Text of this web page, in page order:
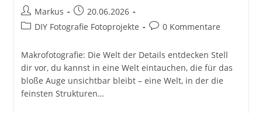
Beitrags-
Autor:
Markus
Beitrag
veröffentlicht:
20.06.2026
Beitrags-
DIY Fotografie Fotoprojekte
Beitrags-
0 Kommentare
Makrofotografie: Die Welt der Details entdecken Stell
dir vor, du kannst in eine Welt eintauchen, die für das
bloße Auge unsichtbar bleibt – eine Welt, in der die
feinsten Strukturen…